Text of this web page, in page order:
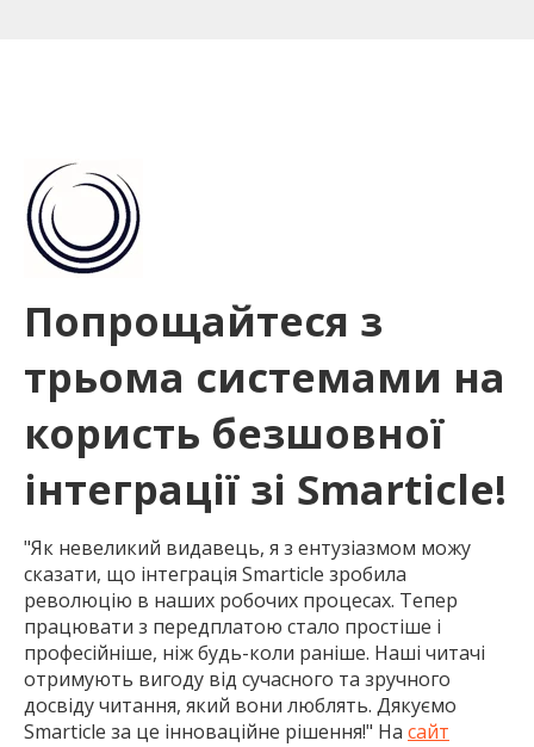
Попрощайтеся з
трьома системами на
користь безшовної
інтеграції зі Smarticle!
"Як невеликий видавець, я з ентузіазмом можу
сказати, що інтеграція Smarticle зробила
революцію в наших робочих процесах. Тепер
працювати з передплатою стало простіше і
професійніше, ніж будь-коли раніше. Наші читачі
отримують вигоду від сучасного та зручного
досвіду читання, який вони люблять. Дякуємо
Smarticle за це інноваційне рішення!" На сайт